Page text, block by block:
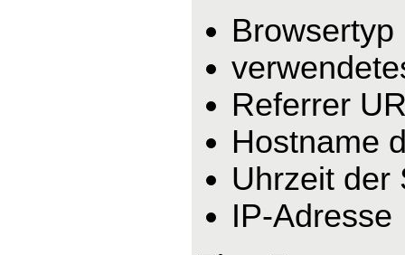
Referrer
Hostname
Uhrzeit der
IP-Adresse